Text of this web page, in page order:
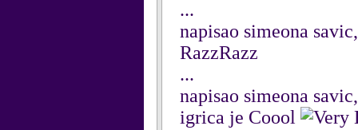
...
napisao simeona
RazzRazz
...
napisao simeona
igrica je Coool